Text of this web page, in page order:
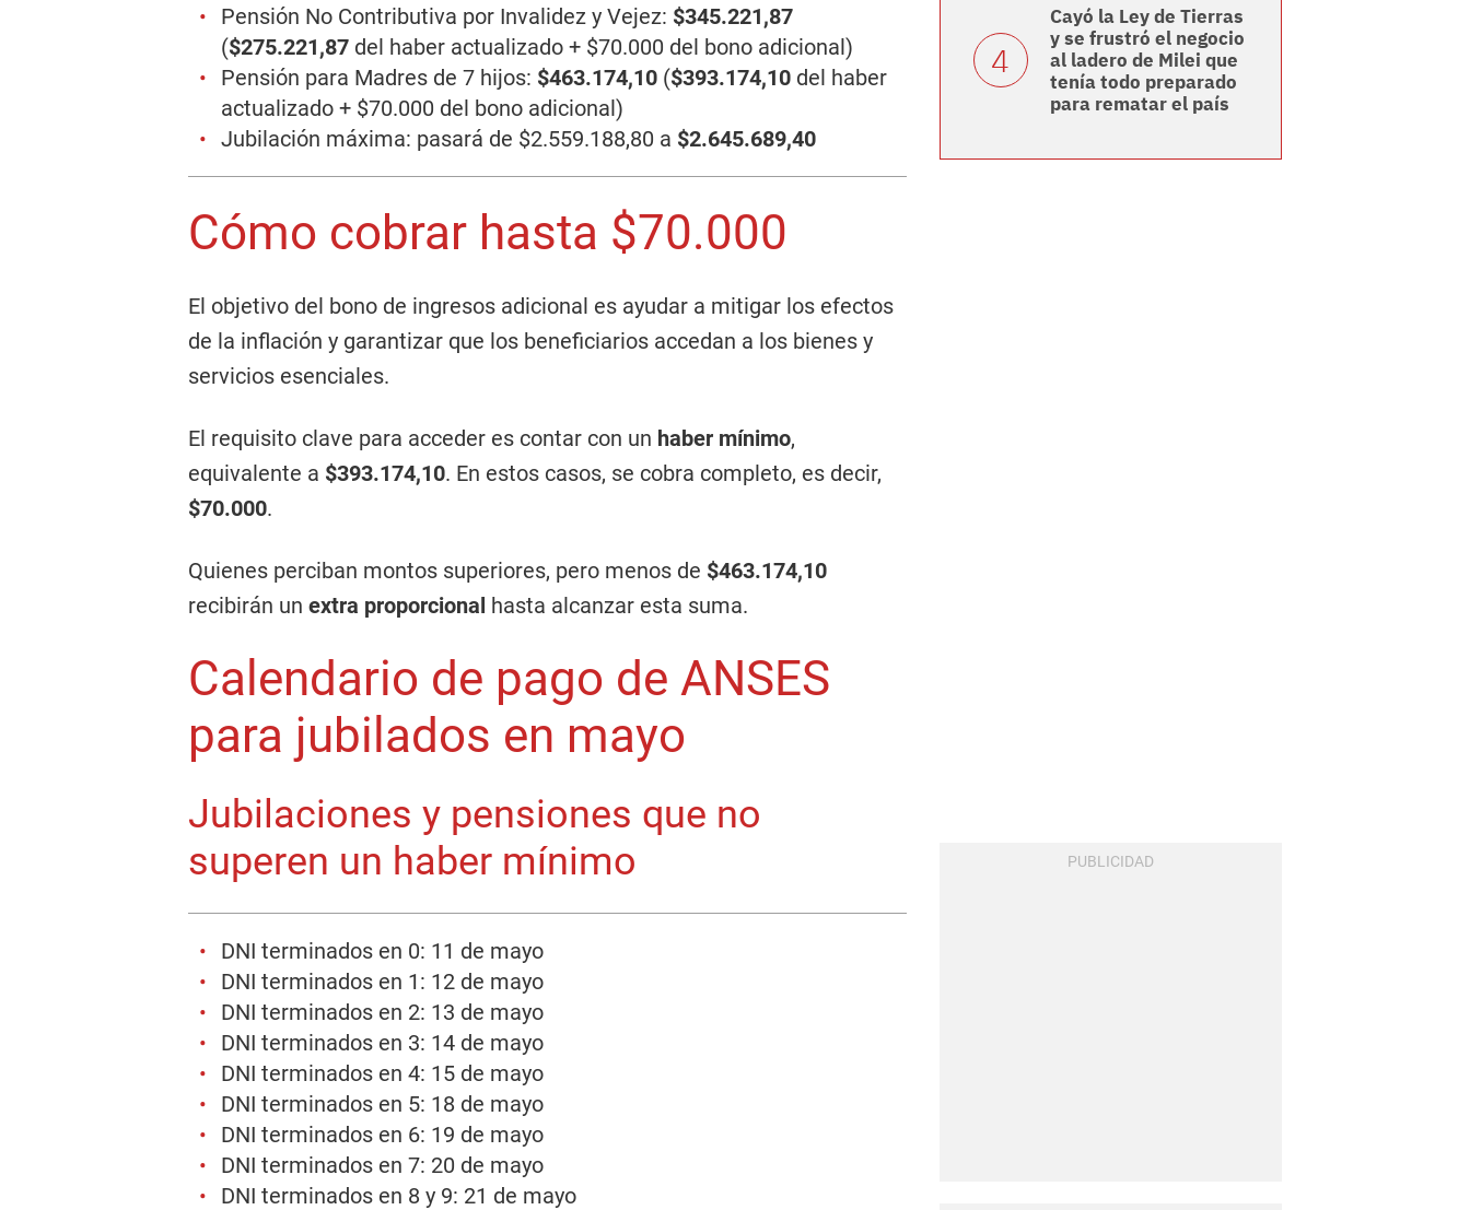
Pensión No Contributiva por Invalidez y Vejez: $345.221,87
($275.221,87 del haber actualizado + $70.000 del bono adicional)
Pensión para Madres de 7 hijos: $463.174,10 ($393.174,10 del haber
actualizado + $70.000 del bono adicional)
Jubilación máxima: pasará de $2.559.188,80 a $2.645.689,40
Cómo cobrar hasta $70.000
El objetivo del bono de ingresos adicional es ayudar a mitigar los efectos
de la inflación y garantizar que los beneficiarios accedan a los bienes y
servicios esenciales.
El requisito clave para acceder es contar con un haber mínimo,
equivalente a $393.174,10. En estos casos, se cobra completo, es decir,
$70.000.
Quienes perciban montos superiores, pero menos de $463.174,10
recibirán un extra proporcional hasta alcanzar esta suma.
Calendario de pago de ANSES
para jubilados en mayo
Jubilaciones y pensiones que no
superen un haber mínimo
DNI terminados en 0: 11 de mayo
DNI terminados en 1: 12 de mayo
DNI terminados en 2: 13 de mayo
DNI terminados en 3: 14 de mayo
DNI terminados en 4: 15 de mayo
DNI terminados en 5: 18 de mayo
DNI terminados en 6: 19 de mayo
DNI terminados en 7: 20 de mayo
DNI terminados en 8 y 9: 21 de mayo
Cayó la Ley de Tierras
y se frustró el negocio
al ladero de Milei que
tenía todo preparado
para rematar el país